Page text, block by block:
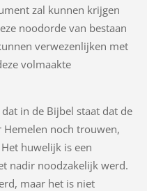
zal kunnen krijgen
noodorde van bestaan
verwezenlijken met
volmaakte
in de Bijbel staat dat de
noch trouwen,
huwelijk is een
nadir noodzakelijk werd.
maar het is niet